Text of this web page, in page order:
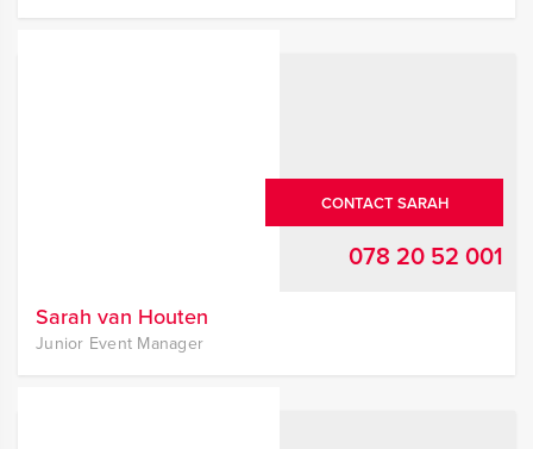
CONTACT SARAH
078 20 52 001
Sarah van Houten
Junior Event Manager